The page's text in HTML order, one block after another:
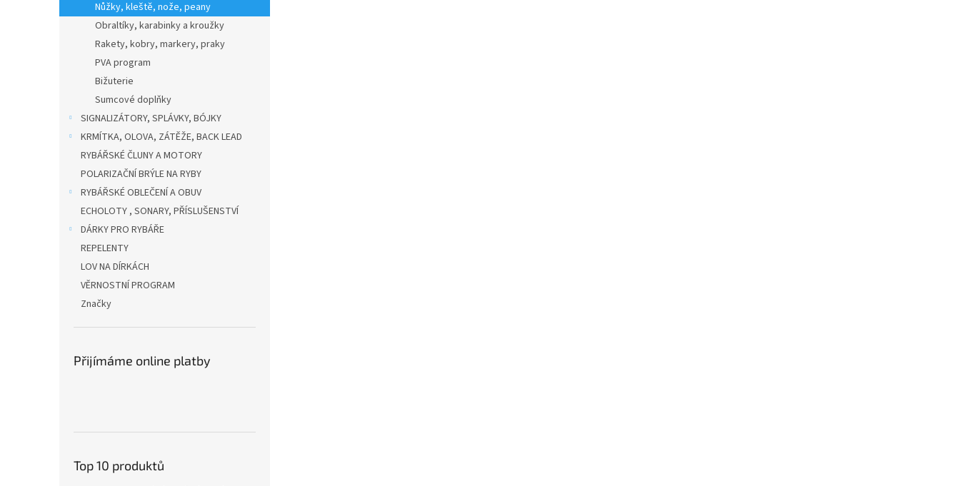
Nůžky, kleště, nože, peany
Obraltíky, karabinky a kroužky
Rakety, kobry, markery, praky
PVA program
Bižuterie
Sumcové doplňky
SIGNALIZÁTORY, SPLÁVKY, BÓJKY
KRMÍTKA, OLOVA, ZÁTĚŽE, BACK LEAD
RYBÁŘSKÉ ČLUNY A MOTORY
POLARIZAČNÍ BRÝLE NA RYBY
RYBÁŘSKÉ OBLEČENÍ A OBUV
ECHOLOTY , SONARY, PŘÍSLUŠENSTVÍ
DÁRKY PRO RYBÁŘE
REPELENTY
LOV NA DÍRKÁCH
VĚRNOSTNÍ PROGRAM
Značky
Přijímáme online platby
Top 10 produktů